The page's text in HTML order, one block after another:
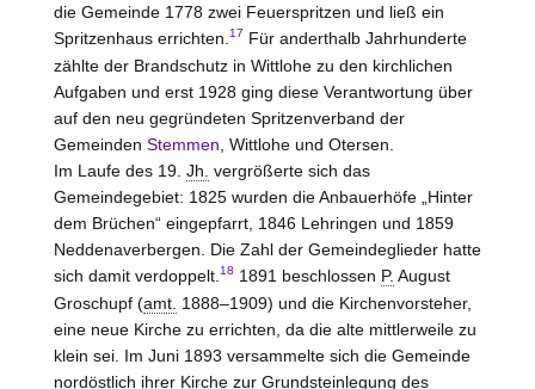
die Gemeinde 1778 zwei Feuerspritzen und ließ ein
Spritzenhaus errichten. 17 Für anderthalb Jahrhunderte
zählte der Brandschutz in Wittlohe zu den kirchlichen
Aufgaben und erst 1928 ging diese Verantwortung über
auf den neu gegründeten Spritzenverband der
Gemeinden Stemmen , Wittlohe und Otersen.
Im Laufe des 19. Jh. vergrößerte sich das
Gemeindegebiet: 1825 wurden die Anbauerhöfe „Hinter
dem Brüchen“ eingepfarrt, 1846 Lehringen und 1859
Neddenaverbergen. Die Zahl der Gemeindeglieder hatte
sich damit verdoppelt. 18 1891 beschlossen P. August
Groschupf (amt. 1888–1909) und die Kirchenvorsteher,
eine neue Kirche zu errichten, da die alte mittlerweile zu
klein sei. Im Juni 1893 versammelte sich die Gemeinde
nordöstlich ihrer Kirche zur Grundsteinlegung des